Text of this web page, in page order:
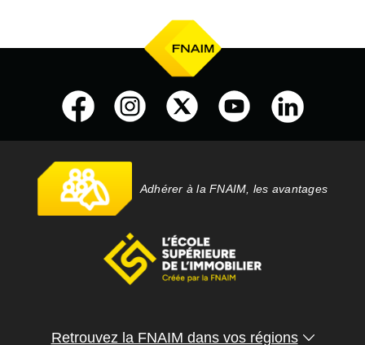
Adhérer à la FNAIM, les avantages
Retrouvez la FNAIM dans vos régions